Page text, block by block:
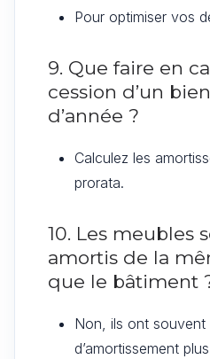
Pour optimiser vos
9. Que faire en
cession d’un
d’année ?
Calculez les
prorata.
10. Les meubles
amortis de la
que le bâtiment
Non, ils ont souvent
d’amortissement